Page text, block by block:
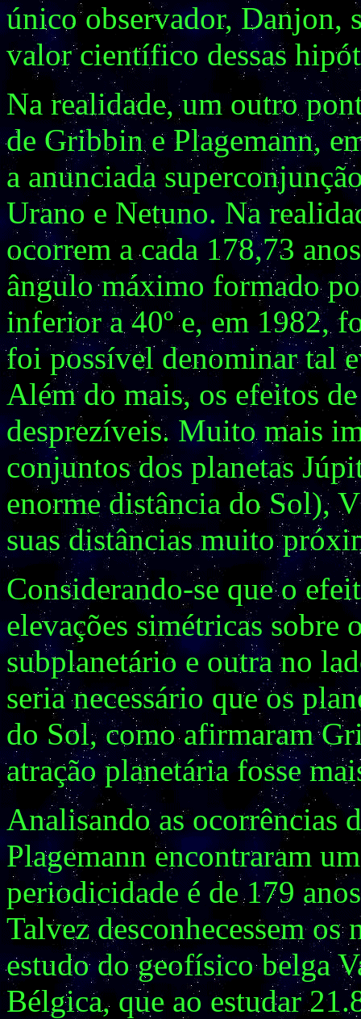
único observador, Danjon,
valor científico dessas
Na realidade, um outro
de Gribbin e Plagemann,
a anunciada
Urano e Netuno. Na
ocorrem a cada 178,73
ângulo máximo formado
inferior a 40º e, em 1982,
foi possível denominar tal
Além do mais, os efeitos
desprezíveis. Muito mais
conjuntos dos planetas
enorme distância do Sol),
suas distâncias muito
Considerando-se que o
elevações simétricas
subplanetário e outra no
seria necessário que os
do Sol, como afirmaram
atração planetária fosse
Analisando as ocorrências
Plagemann encontraram
periodicidade é de 179
Talvez desconhecessem
estudo do geofísico belga
Bélgica, que ao estudar